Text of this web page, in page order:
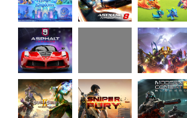
Disney
Magic
Kingdoms
Dragon
Mania
Legends
Asphalt 9:
Legends
My Little
Pony
Dungeon
Hunter 5